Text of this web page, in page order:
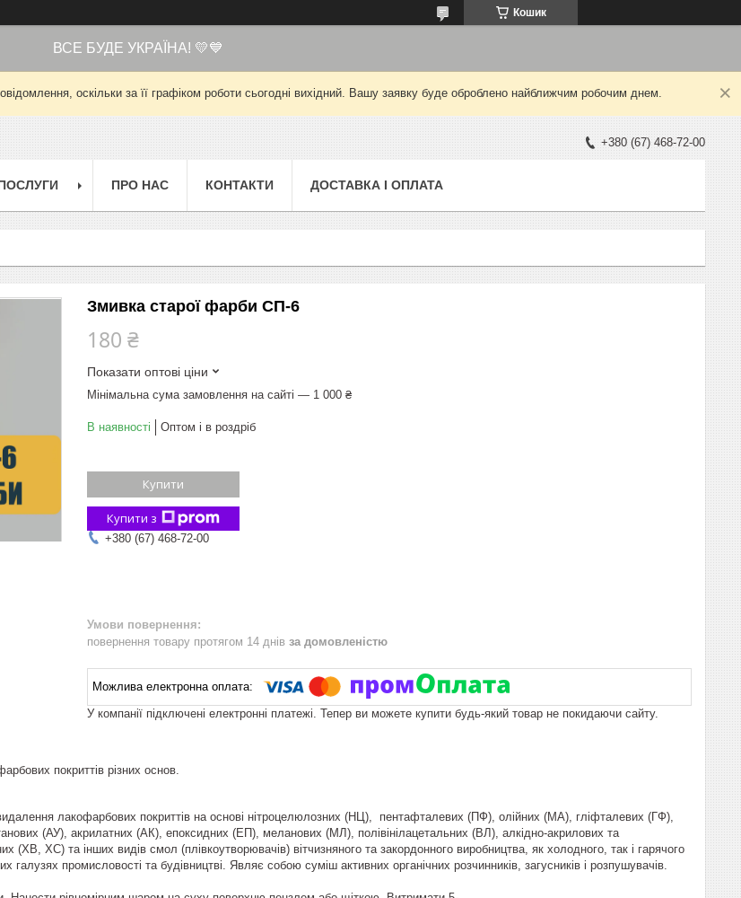
Кошик
ВСЕ БУДЕ УКРАЇНА! 💛💙
оскільки за її графіком роботи сьогодні вихідний. Вашу заявку буде оброблено найближчим робочим днем.
+380 (67) 468-72-00
ПРО НАС КОНТАКТИ ДОСТАВКА І ОПЛАТА
Змивка старої фарби СП-6
180 ₴
Показати оптові ціни
Мінімальна сума замовлення на сайті — 1 000 ₴
В наявності Оптом і в роздріб
Купити
Купити з
+380 (67) 468-72-00
повернення товару протягом 14 днів за домовленістю
У компанії підключені електронні платежі. Тепер ви можете купити будь-який товар не покидаючи сайту.
покриттів різних основ.
лакофарбових покриттів на основі нітроцелюлозних (НЦ), пентафталевих (ПФ), олійних (МА), гліфталевих (ГФ),
(АУ), акрилатних (АК), епоксидних (ЕП), меланових (МЛ), полівінілацетальних (ВЛ), алкідно-акрилових та
(ХВ, ХС) та інших видів смол (плівкоутворювачів) вітчизняного та закордонного виробництва, як холодного, так і гарячого
галузях промисловості та будівництві. Являє собою суміш активних органічних розчинників, загусників і розпушувачів.